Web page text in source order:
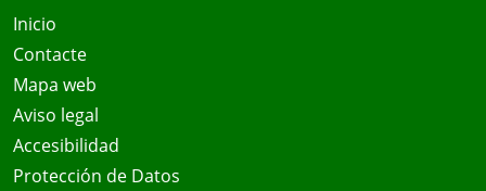
Inicio
Contacte
Mapa web
Aviso legal
Accesibilidad
Protección de Datos